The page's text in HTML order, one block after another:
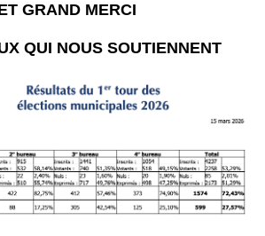
GRAND MERCI
QUI NOUS SOUTIENNENT